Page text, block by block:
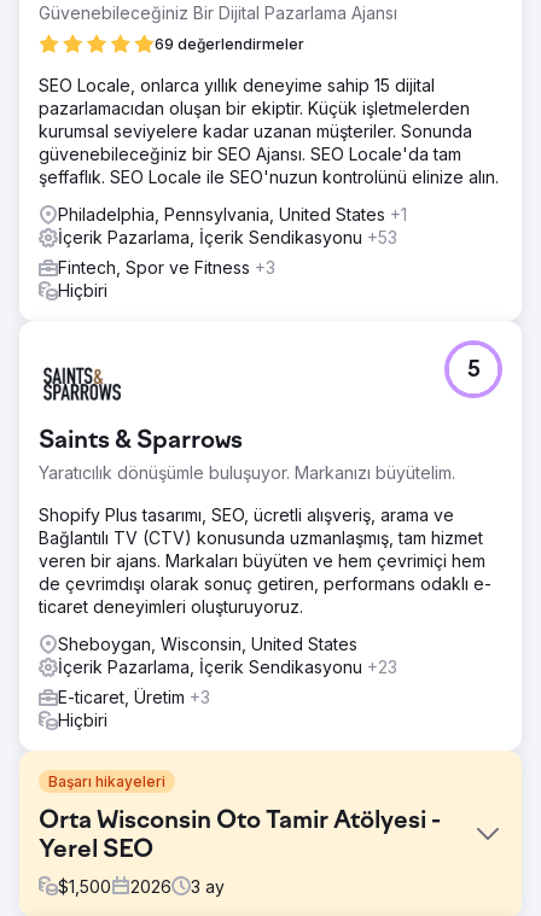
Güvenebileceğiniz Bir Dijital Pazarlama Ajansı
69 değerlendirmeler
SEO Locale, onlarca yıllık deneyime sahip 15 dijital
pazarlamacıdan oluşan bir ekiptir. Küçük işletmelerden
kurumsal seviyelere kadar uzanan müşteriler. Sonunda
güvenebileceğiniz bir SEO Ajansı. SEO Locale'da tam
şeffaflık. SEO Locale ile SEO'nuzun kontrolünü elinize alın.
Philadelphia, Pennsylvania, United States +1
İçerik Pazarlama, İçerik Sendikasyonu +53
Fintech, Spor ve Fitness +3
Hiçbiri
Saints & Sparrows
Yaratıcılık dönüşümle buluşuyor. Markanızı büyütelim.
5
Shopify Plus tasarımı, SEO, ücretli alışveriş, arama ve
Bağlantılı TV (CTV) konusunda uzmanlaşmış, tam hizmet
veren bir ajans. Markaları büyüten ve hem çevrimiçi hem
de çevrimdışı olarak sonuç getiren, performans odaklı e-
ticaret deneyimleri oluşturuyoruz.
Sheboygan, Wisconsin, United States
İçerik Pazarlama, İçerik Sendikasyonu +23
E-ticaret, Üretim +3
Hiçbiri
Başarı hikayeleri
Orta Wisconsin Oto Tamir Atölyesi -
Yerel SEO
$1,500 2026 3 ay